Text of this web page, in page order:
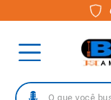
O que você busca?